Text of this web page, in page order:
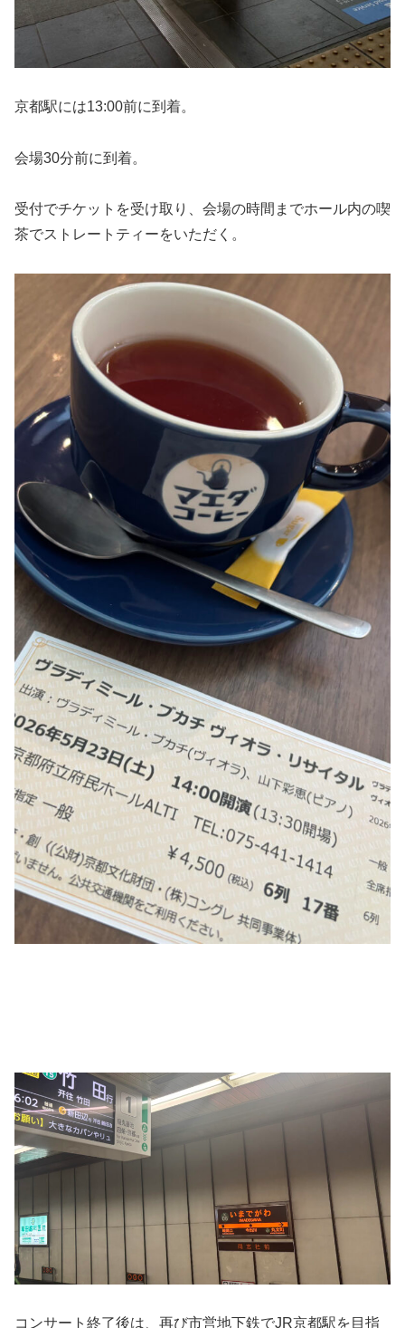
京都駅には13:00前に到着。
会場30分前に到着。
受付でチケットを受け取り、会場の時間までホール内の喫
茶でストレートティーをいただく。
コンサート終了後は、再び市営地下鉄でJR京都駅を目指